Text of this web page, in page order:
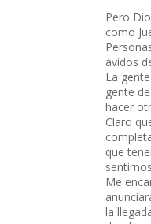
Pero
como
ávidos
La
gente
hacer
Claro
que
Me
la